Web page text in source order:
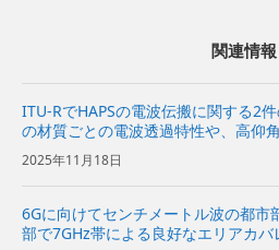
関連情報
ITU-RでHAPSの電波伝搬に関する2
の材質ごとの電波透過特性や、高仰
移動局側の電波伝搬特性などを解明〜
2025年11月18日
6Gに向けてセンチメートル波の都市
部で7GHz帯による良好なエリアカ